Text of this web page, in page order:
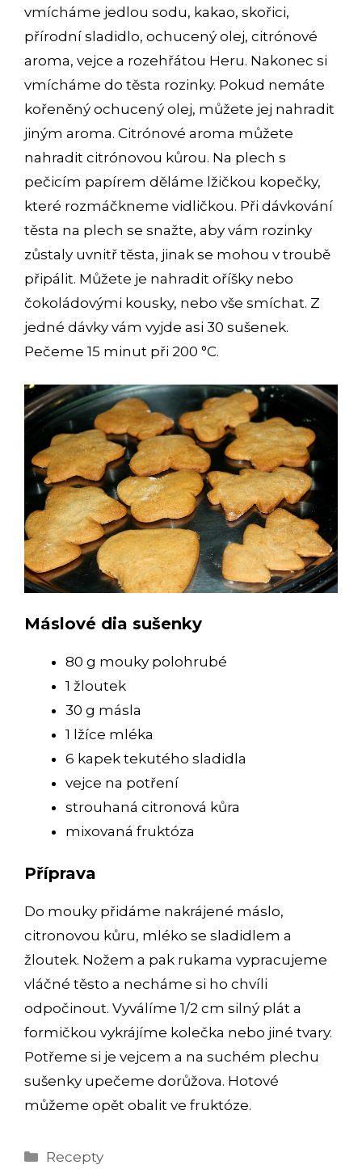
vmícháme jedlou sodu, kakao, skořici,
přírodní sladidlo, ochucený olej, citrónové
aroma, vejce a rozehřátou Heru. Nakonec si
vmícháme do těsta rozinky. Pokud nemáte
kořeněný ochucený olej, můžete jej nahradit
jiným aroma. Citrónové aroma můžete
nahradit citrónovou kůrou. Na plech s
pečicím papírem děláme lžičkou kopečky,
které rozmáčkneme vidličkou. Při dávkování
těsta na plech se snažte, aby vám rozinky
zůstaly uvnitř těsta, jinak se mohou v troubě
připálit. Můžete je nahradit oříšky nebo
čokoládovými kousky, nebo vše smíchat. Z
jedné dávky vám vyjde asi 30 sušenek.
Pečeme 15 minut při 200 °C.
Máslové dia sušenky
80 g mouky polohrubé
1 žloutek
30 g másla
1 lžíce mléka
6 kapek tekutého sladidla
vejce na potření
strouhaná citronová kůra
mixovaná fruktóza
Příprava
Do mouky přidáme nakrájené máslo,
citronovou kůru, mléko se sladidlem a
žloutek. Nožem a pak rukama vypracujeme
vláčné těsto a necháme si ho chvíli
odpočinout. Vyválíme 1/2 cm silný plát a
formičkou vykrájíme kolečka nebo jiné tvary.
Potřeme si je vejcem a na suchém plechu
sušenky upečeme dorůžova. Hotové
můžeme opět obalit ve fruktóze.
Rubriky
Recepty